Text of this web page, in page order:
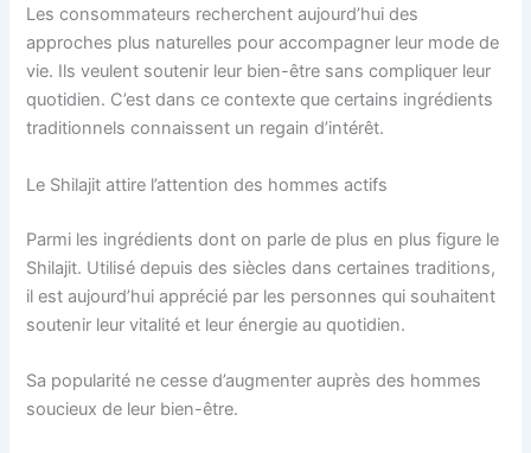
Les consommateurs recherchent aujourd’hui des
approches plus naturelles pour accompagner leur mode de
vie. Ils veulent soutenir leur bien-être sans compliquer leur
quotidien. C’est dans ce contexte que certains ingrédients
traditionnels connaissent un regain d’intérêt.
Le Shilajit attire l’attention des hommes actifs
Parmi les ingrédients dont on parle de plus en plus figure le
Shilajit. Utilisé depuis des siècles dans certaines traditions,
il est aujourd’hui apprécié par les personnes qui souhaitent
soutenir leur vitalité et leur énergie au quotidien.
Sa popularité ne cesse d’augmenter auprès des hommes
soucieux de leur bien-être.